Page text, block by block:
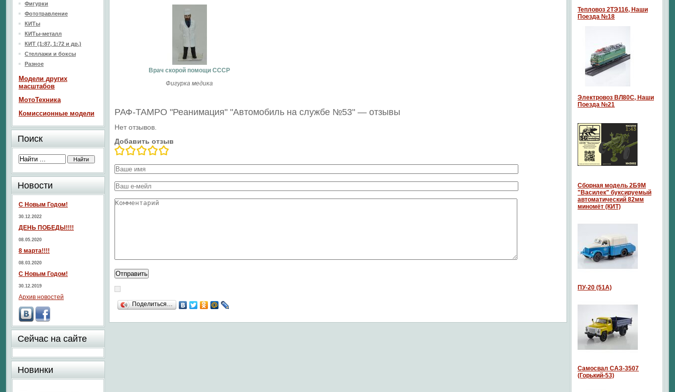
Врач скорой помощи СССР
Фигурка медика
РАФ-ТАМРО "Реанимация" "Автомобиль на службе №53" — отзывы
Нет отзывов.
Добавить отзыв
Поделиться…
Фигурки
Фототравление
КИТы
КИТы-металл
КИТ (1:87, 1:72 и др.)
Стеллажи и боксы
Разное
Модели других
масштабов
МотоТехника
Комиссионные модели
Поиск
Новости
С Новым Годом!
30.12.2022
ДЕНЬ ПОБЕДЫ!!!!
08.05.2020
8 марта!!!!
08.03.2020
С Новым Годом!
30.12.2019
Архив новостей
Сейчас на сайте
Новинки
Тепловоз 2ТЭ116, Наши
Поезда №18
Электровоз ВЛ80С, Наши
Поезда №21
Сборная модель 2Б9М
"Василек" буксируемый
автоматический 82мм
миномёт (КИТ)
ПУ-20 (51А)
Самосвал САЗ-3507
(Горький-53)